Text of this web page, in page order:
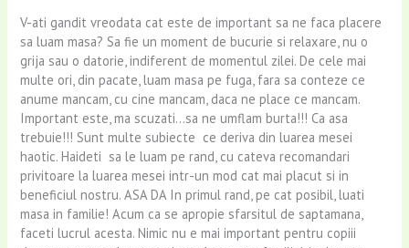
V-ati gandit vreodata cat este de important sa ne faca placere
sa luam masa? Sa fie un moment de bucurie si relaxare, nu o
grija sau o datorie, indiferent de momentul zilei. De cele mai
multe ori, din pacate, luam masa pe fuga, fara sa conteze ce
anume mancam, cu cine mancam, daca ne place ce mancam.
Important este, ma scuzati…sa ne umflam burta!!! Ca asa
trebuie!!! Sunt multe subiecte ce deriva din luarea mesei
haotic. Haideti sa le luam pe rand, cu cateva recomandari
privitoare la luarea mesei intr-un mod cat mai placut si in
beneficiul nostru. ASA DA In primul rand, pe cat posibil, luati
masa in familie! Acum ca se apropie sfarsitul de saptamana,
faceti lucrul acesta. Nimic nu e mai important pentru copiii